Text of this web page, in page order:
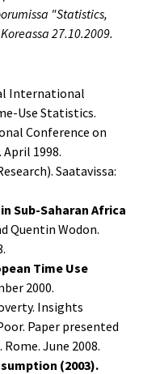
"Statistics,
27.10.2009.
International
Use Statistics.
Conference on
1998.
Saatavissa:
Sub-Saharan Africa
Quentin Wodon.
Time Use
2000.
Insights
Paper presented
June 2008.
(2003).